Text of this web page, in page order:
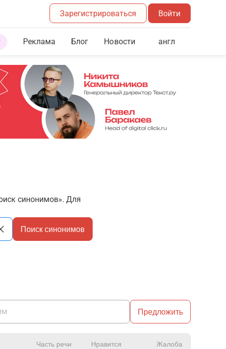
Зарегистрироваться Войти
Реклама Блог Новости англ
синонимов». Для
Поиск синонимов
Предложить
Часть речи Нравится Жалоба